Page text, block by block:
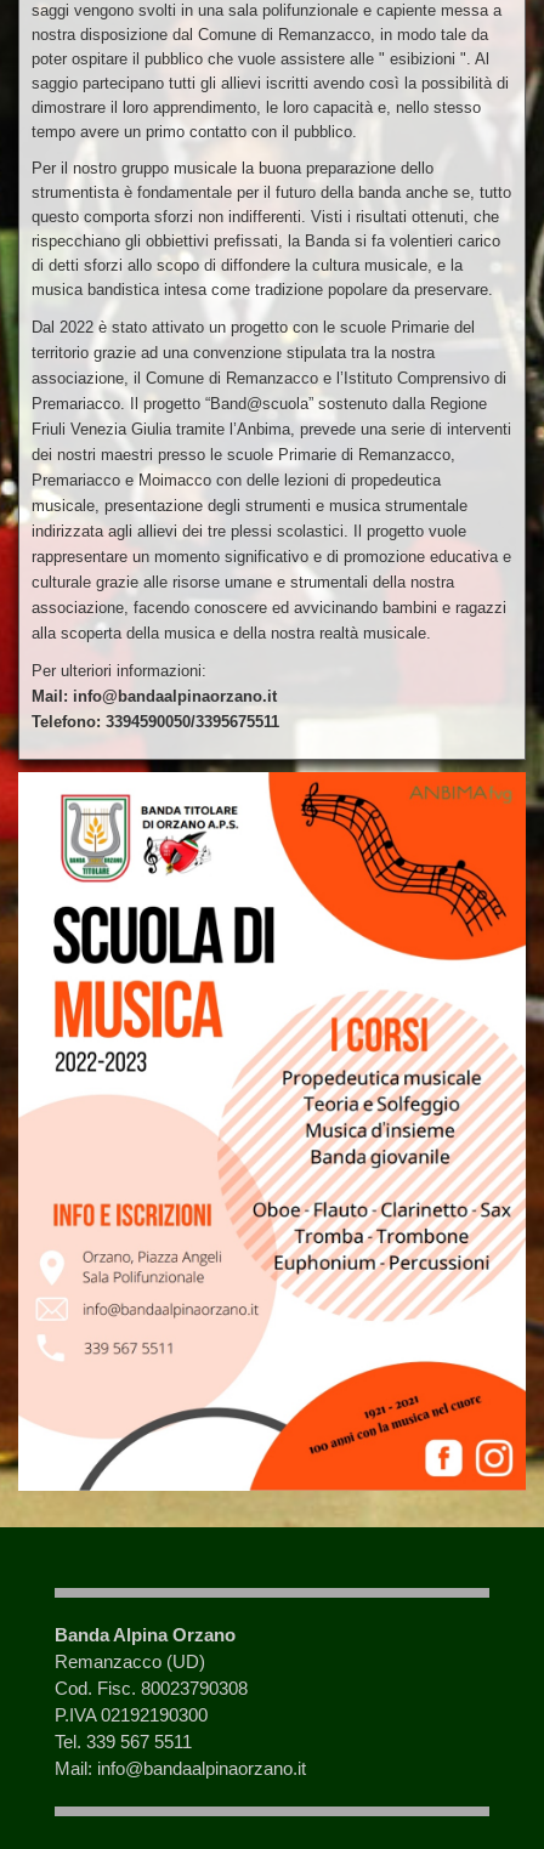
saggi vengono svolti in una sala polifunzionale e capiente messa a
nostra disposizione dal Comune di Remanzacco, in modo tale da
poter ospitare il pubblico che vuole assistere alle " esibizioni ". Al
saggio partecipano tutti gli allievi iscritti avendo così la possibilità di
dimostrare il loro apprendimento, le loro capacità e, nello stesso
tempo avere un primo contatto con il pubblico.
Per il nostro gruppo musicale la buona preparazione dello
strumentista è fondamentale per il futuro della banda anche se, tutto
questo comporta sforzi non indifferenti. Visti i risultati ottenuti, che
rispecchiano gli obbiettivi prefissati, la Banda si fa volentieri carico
di detti sforzi allo scopo di diffondere la cultura musicale, e la
musica bandistica intesa come tradizione popolare da preservare.
Dal 2022 è stato attivato un progetto con le scuole Primarie del
territorio grazie ad una convenzione stipulata tra la nostra
associazione, il Comune di Remanzacco e l’Istituto Comprensivo di
Premariacco. Il progetto “Band@scuola” sostenuto dalla Regione
Friuli Venezia Giulia tramite l’Anbima, prevede una serie di interventi
dei nostri maestri presso le scuole Primarie di Remanzacco,
Premariacco e Moimacco con delle lezioni di propedeutica
musicale, presentazione degli strumenti e musica strumentale
indirizzata agli allievi dei tre plessi scolastici. Il progetto vuole
rappresentare un momento significativo e di promozione educativa e
culturale grazie alle risorse umane e strumentali della nostra
associazione, facendo conoscere ed avvicinando bambini e ragazzi
alla scoperta della musica e della nostra realtà musicale.
Per ulteriori informazioni:
Mail: info@bandaalpinaorzano.it
Telefono: 3394590050/3395675511
Banda Alpina Orzano
Remanzacco (UD)
Cod. Fisc. 80023790308
P.IVA 02192190300
Tel. 339 567 5511
Mail: info@bandaalpinaorzano.it